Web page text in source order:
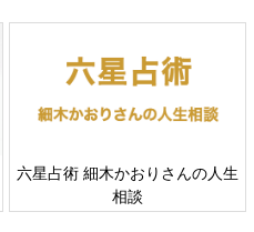
赤ちゃんの肌トラブル、アレル
ギーについて